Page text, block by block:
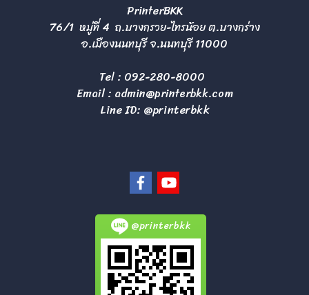
PrinterBKK
76/1 หมู่ที่ 4 ถ.บางกรวย-ไทรน้อย ต.บางกร่าง
อ.เมืองนนทบุรี จ.นนทบุรี 11000
Tel : 092-280-8000
Email : admin@printerbkk.com
Line ID: @printerbkk
@printerbkk